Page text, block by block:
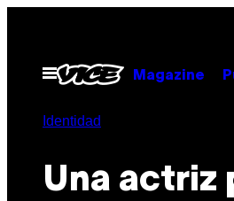
contenido
Abrir
Menú
Magazine
Identidad
Una actriz